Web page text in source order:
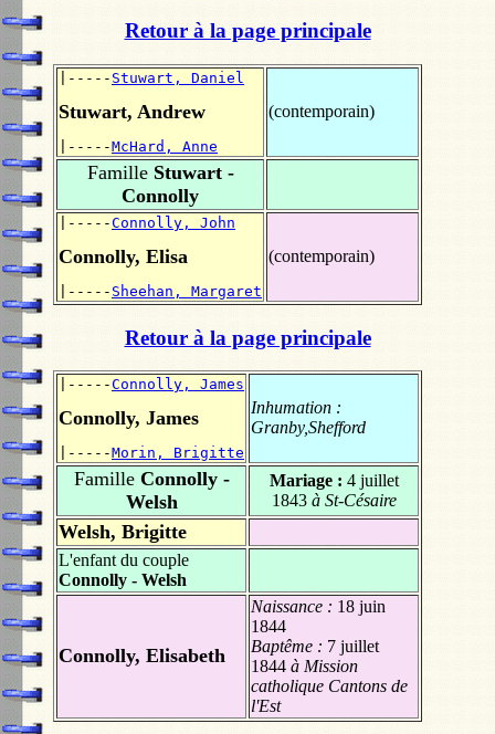
Retour à la page principale
|----- Stuwart, Daniel
Stuwart, Andrew
|-----McHard, Anne
(contemporain)
FamilleStuwart -
Connolly
|-----Connolly, John
Connolly, Elisa
|----- Sheehan, Margaret
(contemporain)
Retour à la page principale
|-----Connolly, James
Connolly, James
|-----Morin, Brigitte
Inhumation :
Granby,Shefford
FamilleConnolly -
Welsh
Mariage : 4 juillet
1843à St-Césaire
Welsh, Brigitte
L'enfant du couple
Connolly - Welsh
Connolly, Elisabeth
Naissance : 18 juin
1844
Baptême : 7 juillet
1844 à Mission
catholique Cantons de
l'Est